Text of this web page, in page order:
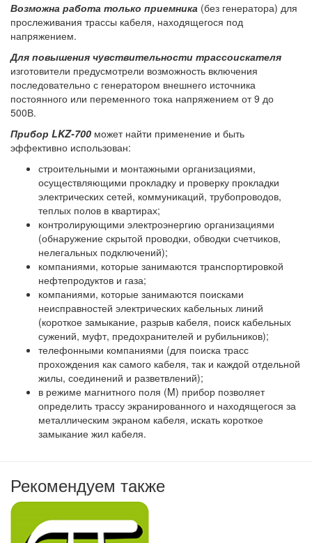
Возможна работа только приемника (без генератора) для
прослеживания трассы кабеля, находящегося под
напряжением.
Для повышения чувствительности трассоискателя
изготовители предусмотрели возможность включения
последовательно с генератором внешнего источника
постоянного или переменного тока напряжением от 9 до
500В.
Прибор LKZ-700 может найти применение и быть
эффективно использован:
строительными и монтажными организациями,
осуществляющими прокладку и проверку прокладки
электрических сетей, коммуникаций, трубопроводов,
теплых полов в квартирах;
контролирующими электроэнергию организациями
(обнаружение скрытой проводки, обводки счетчиков,
нелегальных подключений);
компаниями, которые занимаются транспортировкой
нефтепродуктов и газа;
компаниями, которые занимаются поисками
неисправностей электрических кабельных линий
(короткое замыкание, разрыв кабеля, поиск кабельных
сужений, муфт, предохранителей и рубильников);
телефонными компаниями (для поиска трасс
прохождения как самого кабеля, так и каждой отдельной
жилы, соединений и разветвлений);
в режиме магнитного поля (M) прибор позволяет
определить трассу экранированного и находящегося за
металлическим экраном кабеля, искать короткое
замыкание жил кабеля.
Рекомендуем также